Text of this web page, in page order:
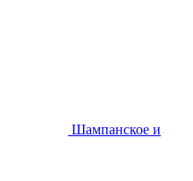
Шампанское и